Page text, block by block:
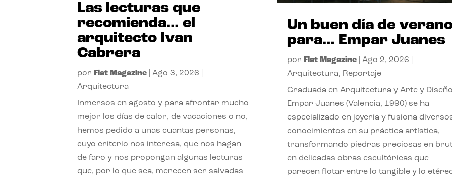
Las lecturas que
recomienda… el
arquitecto Ivan
Cabrera
por Flat Magazine |Ago 3, 2026
Arquitectura
Inmersos en agosto y para afrontar mucho
mejor los días de calor, de vacaciones o no,
hemos pedido a unas cuantas personas,
cuyo criterio nos interesa, que nos hagan
de faro y nos propongan algunas lecturas
que, por lo que sea, merecen ser salvadas
Un buen día de
para… Empar Juanes
por Flat Magazine| Ago 2, 2026
Arquitectura, Reportaje
Graduada en Arquitectura y Arte y
Empar Juanes (Valencia, 1990) se ha
especializado en joyería y fusiona
conocimientos en su práctica artística,
transformando piedras preciosas en
en delicadas obras escultóricas que
parecen flotar entre lo tangible y lo